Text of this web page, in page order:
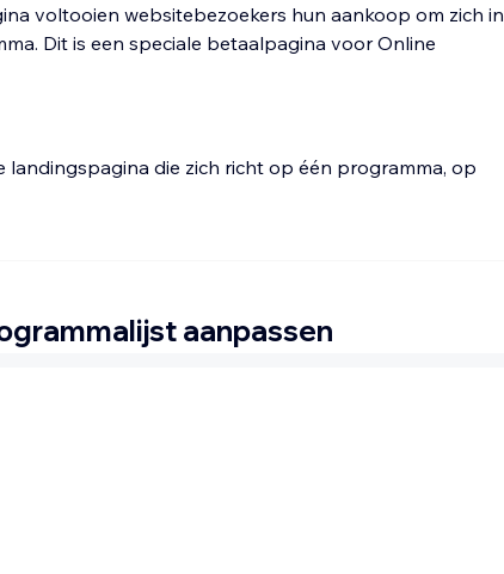
voltooien websitebezoekers hun aankoop om zich in
Dit is een speciale betaalpagina voor Online
die zich richt op één programma, op
aanpassen